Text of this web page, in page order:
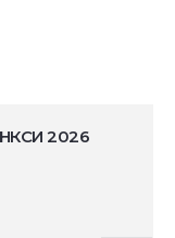
2026